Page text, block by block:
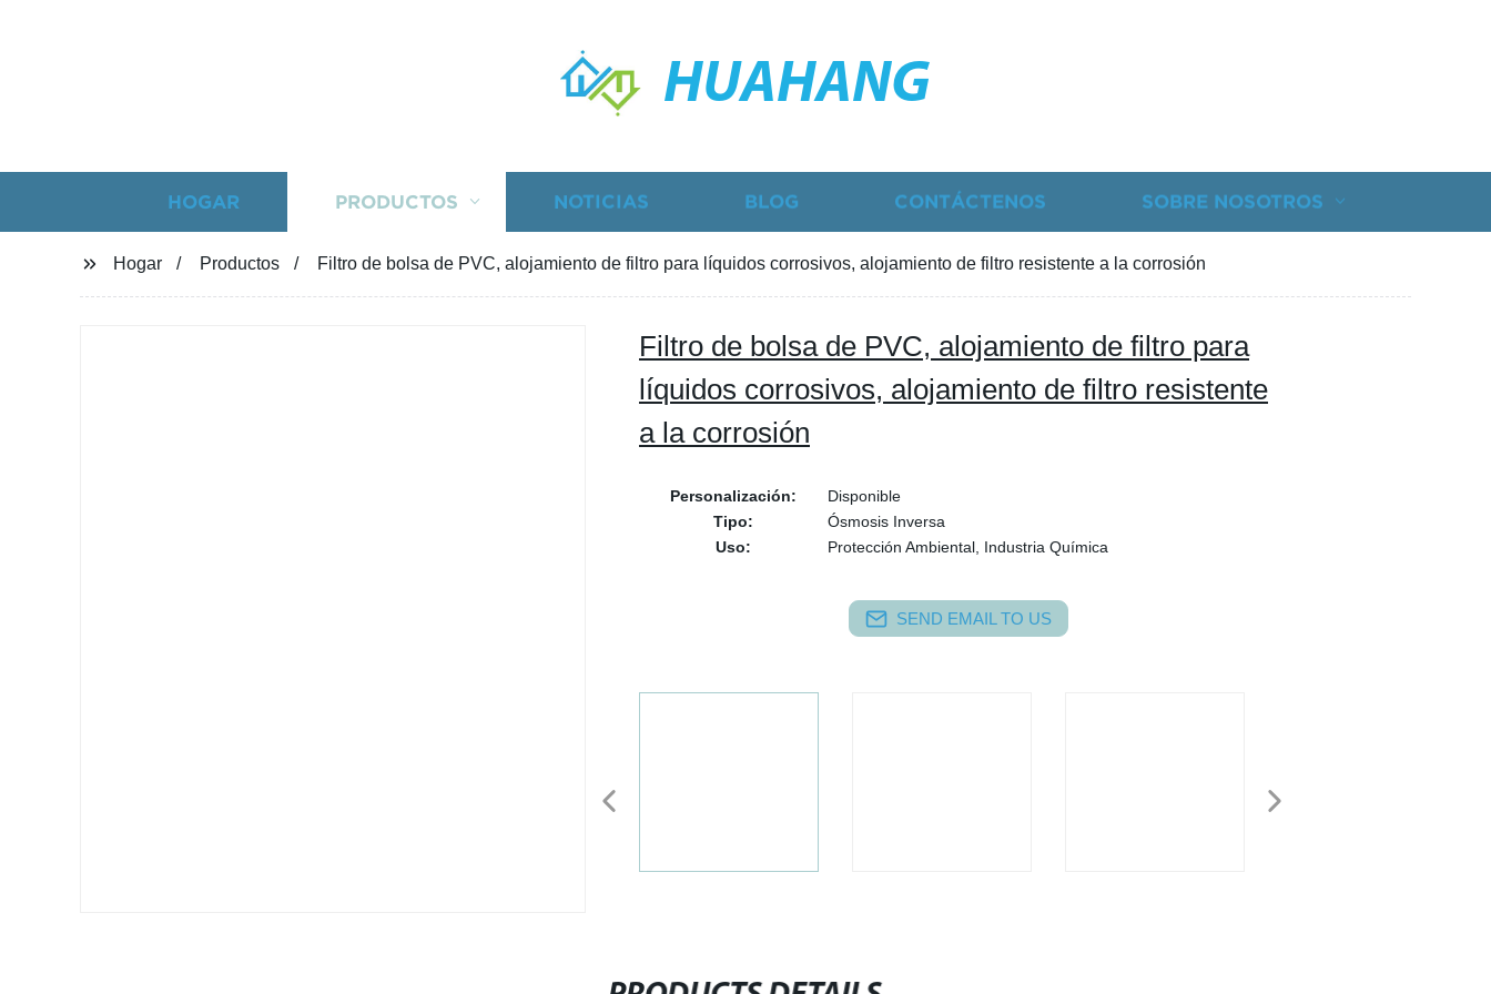
HUAHANG
HOGAR PRODUCTOS NOTICIAS BLOG CONTÁCTENOS SOBRE NOSOTROS
Hogar Productos Filtro de bolsa de PVC, alojamiento de filtro para líquidos corrosivos, alojamiento de filtro resistente a la corrosión
Filtro de bolsa de PVC, alojamiento de filtro para
líquidos corrosivos, alojamiento de filtro resistente
a la corrosión
Personalización:
Disponible
Tipo:
Ósmosis Inversa
Uso:
Protección Ambiental, Industria Química
SEND EMAIL TO US